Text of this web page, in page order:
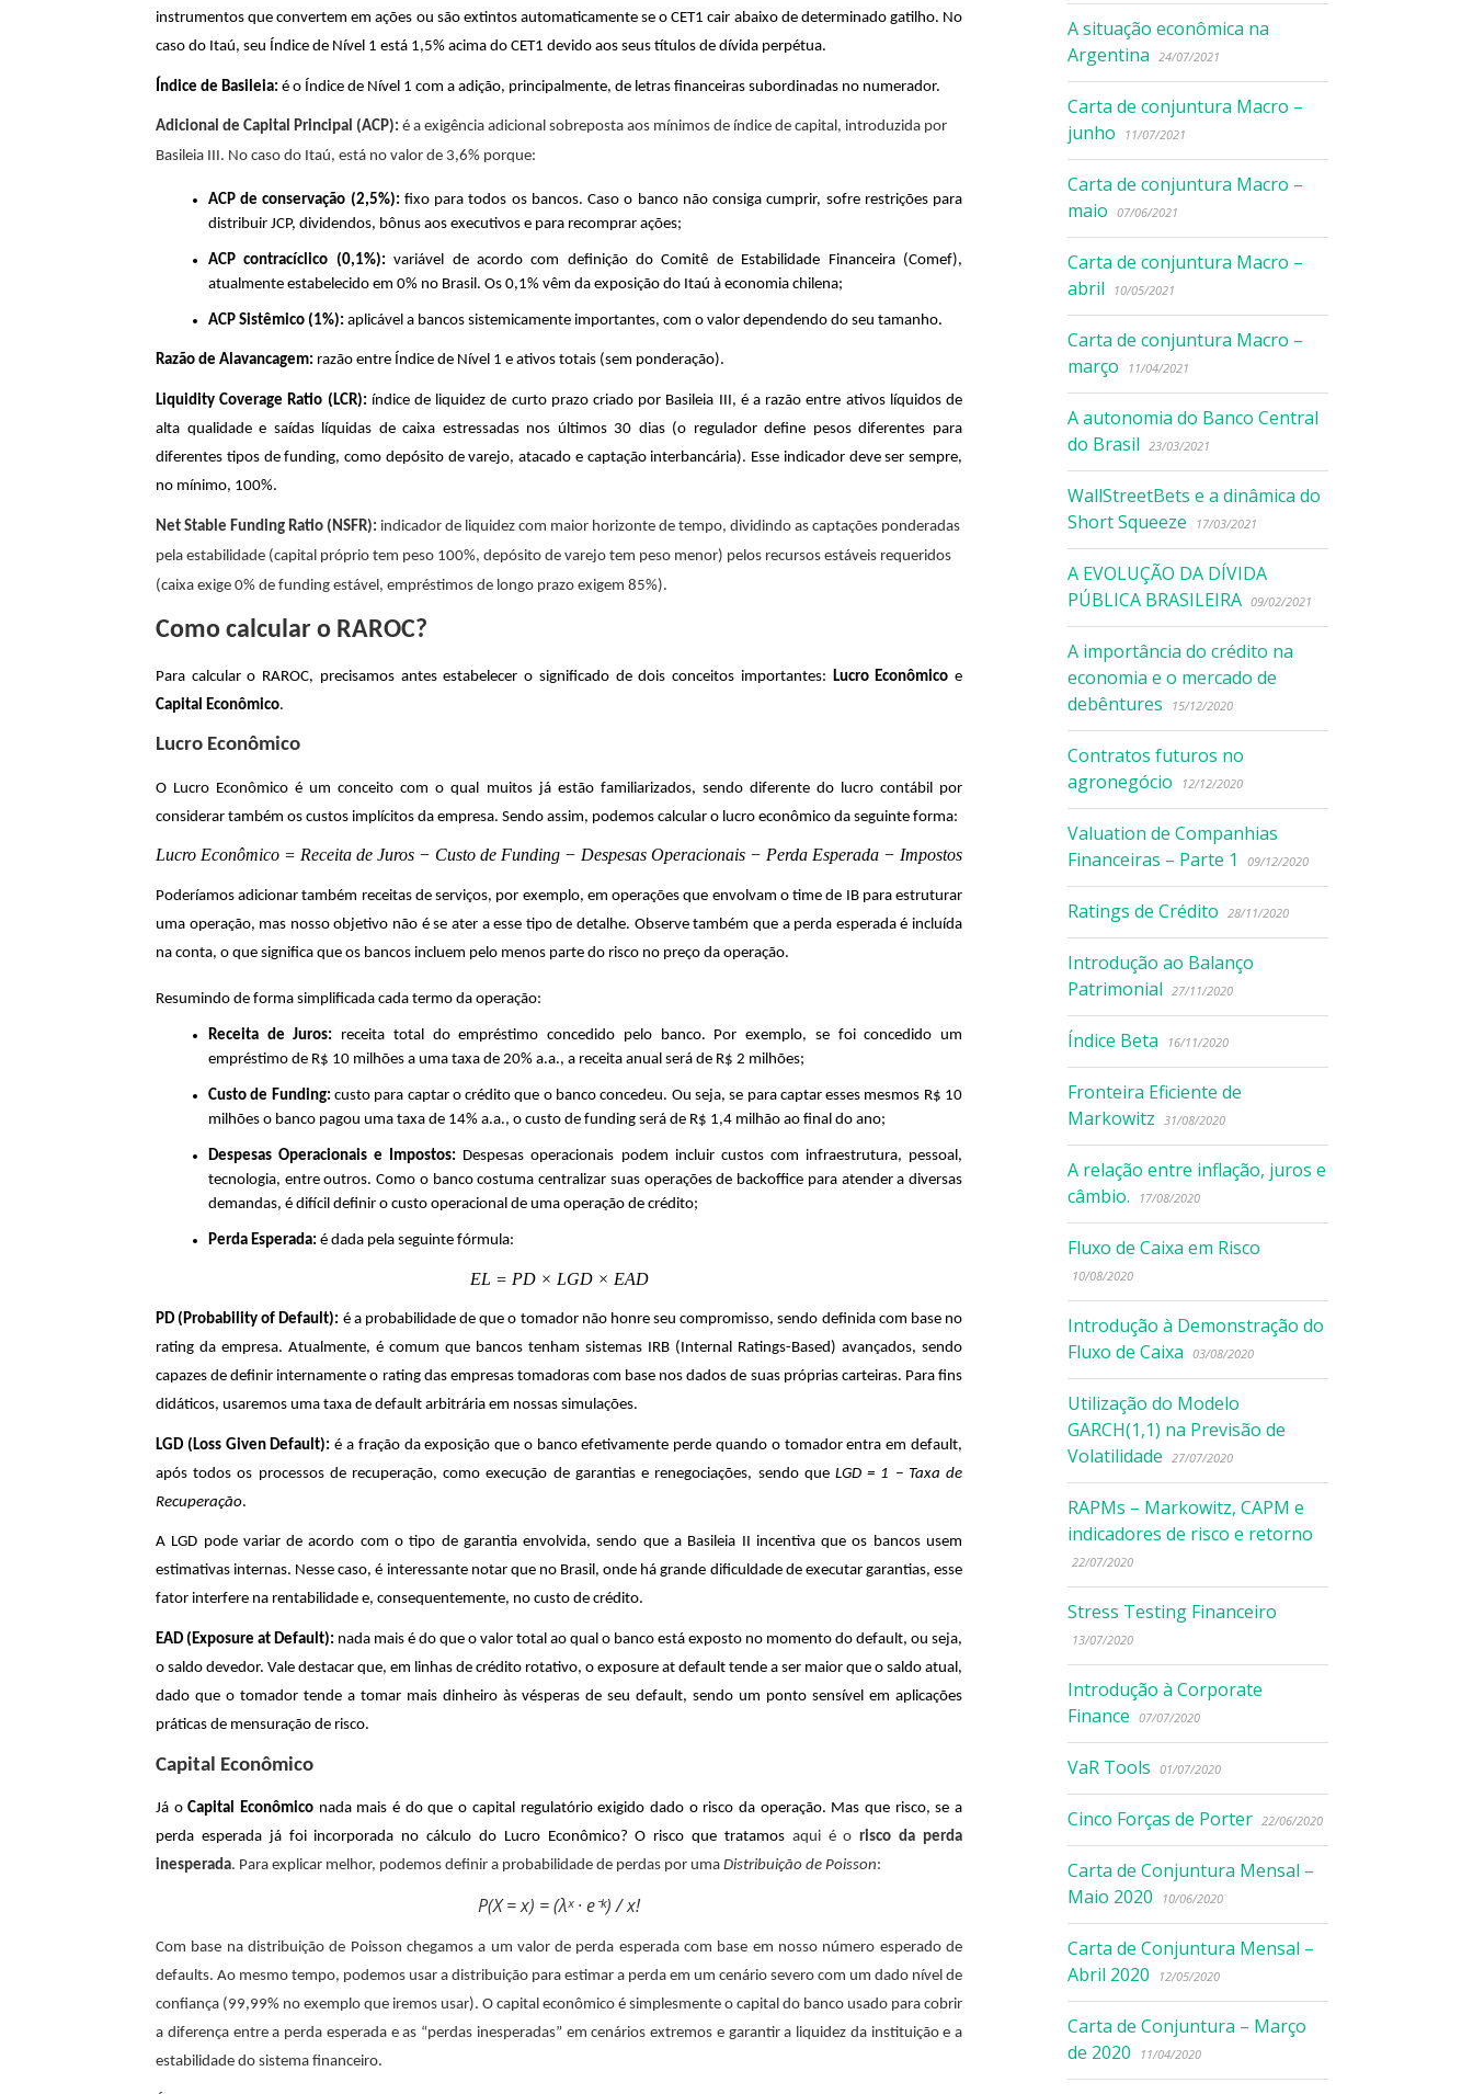
instrumentos que convertem em ações ou são extintos automaticamente se o CET1 cair abaixo de determinado gatilho. No
caso do Itaú, seu Índice de Nível 1 está 1,5% acima do CET1 devido aos seus títulos de dívida perpétua.
Índice de Basileia: é o Índice de Nível 1 com a adição, principalmente, de letras financeiras subordinadas no numerador.
Adicional de Capital Principal (ACP): é a exigência adicional sobreposta aos mínimos de índice de capital, introduzida por
Basileia III. No caso do Itaú, está no valor de 3,6% porque:
ACP de conservação (2,5%): fixo para todos os bancos. Caso o banco não consiga cumprir, sofre restrições para
distribuir JCP, dividendos, bônus aos executivos e para recomprar ações;
ACP contracíclico (0,1%):variável de acordo com definição do Comitê de Estabilidade Financeira (Comef),
atualmente estabelecido em 0% no Brasil. Os 0,1% vêm da exposição do Itaú à economia chilena;
ACP Sistêmico (1%): aplicável a bancos sistemicamente importantes, com o valor dependendo do seu tamanho.
Razão de Alavancagem: razão entre Índice de Nível 1 e ativos totais (sem ponderação).
Liquidity Coverage Ratio (LCR): índice de liquidez de curto prazo criado por Basileia III, é a razão entre ativos líquidos de
alta qualidade e saídas líquidas de caixa estressadas nos últimos 30 dias (o regulador define pesos diferentes para
diferentes tipos de funding, como depósito de varejo, atacado e captação interbancária). Esse indicador deve ser sempre,
no mínimo, 100%.
Net Stable Funding Ratio (NSFR): indicador de liquidez com maior horizonte de tempo, dividindo as captações ponderadas
pela estabilidade (capital próprio tem peso 100%, depósito de varejo tem peso menor) pelos recursos estáveis requeridos
(caixa exige 0% de funding estável, empréstimos de longo prazo exigem 85%).
Como calcular o RAROC?
Para calcular o RAROC, precisamos antes estabelecer o significado de dois conceitos importantes: Lucro Econômico e
Capital Econômico.
Lucro Econômico
O Lucro Econômico é um conceito com o qual muitos já estão familiarizados, sendo diferente do lucro contábil por
considerar também os custos implícitos da empresa. Sendo assim, podemos calcular o lucro econômico da seguinte forma:
Lucro Econômico = Receita de Juros − Custo de Funding − Despesas Operacionais − Perda Esperada − Impostos
Poderíamos adicionar também receitas de serviços, por exemplo, em operações que envolvam o time de IB para estruturar
uma operação, mas nosso objetivo não é se ater a esse tipo de detalhe. Observe também que a perda esperada é incluída
na conta, o que significa que os bancos incluem pelo menos parte do risco no preço da operação.
Resumindo de forma simplificada cada termo da operação:
Receita de Juros: receita total do empréstimo concedido pelo banco. Por exemplo, se foi concedido um
empréstimo de R$ 10 milhões a uma taxa de 20% a.a., a receita anual será de R$ 2 milhões;
Custo de Funding: custo para captar o crédito que o banco concedeu. Ou seja, se para captar esses mesmos R$ 10
milhões o banco pagou uma taxa de 14% a.a., o custo de funding será de R$ 1,4 milhão ao final do ano;
Despesas Operacionais e Impostos: Despesas operacionais podem incluir custos com infraestrutura, pessoal,
tecnologia, entre outros. Como o banco costuma centralizar suas operações de backoffice para atender a diversas
demandas, é difícil definir o custo operacional de uma operação de crédito;
Perda Esperada: é dada pela seguinte fórmula:
EL = PD × LGD × EAD
PD (Probability of Default): é a probabilidade de que o tomador não honre seu compromisso, sendo definida com base no
rating da empresa. Atualmente, é comum que bancos tenham sistemas IRB (Internal Ratings-Based) avançados, sendo
capazes de definir internamente o rating das empresas tomadoras com base nos dados de suas próprias carteiras. Para fins
didáticos, usaremos uma taxa de default arbitrária em nossas simulações.
LGD (Loss Given Default):é a fração da exposição que o banco efetivamente perde quando o tomador entra em default,
após todos os processos de recuperação, como execução de garantias e renegociações, sendo que LGD = 1 − Taxa de
Recuperação.
A LGD pode variar de acordo com o tipo de garantia envolvida, sendo que a Basileia II incentiva que os bancos usem
estimativas internas. Nesse caso, é interessante notar que no Brasil, onde há grande dificuldade de executar garantias, esse
fator interfere na rentabilidade e, consequentemente, no custo de crédito.
EAD (Exposure at Default): nada mais é do que o valor total ao qual o banco está exposto no momento do default, ou seja,
o saldo devedor. Vale destacar que, em linhas de crédito rotativo, o exposure at default tende a ser maior que o saldo atual,
dado que o tomador tende a tomar mais dinheiro às vésperas de seu default, sendo um ponto sensível em aplicações
práticas de mensuração de risco.
Capital Econômico
Já oCapital Econômico nada mais é do que o capital regulatório exigido dado o risco da operação. Mas que risco, se a
perda esperada já foi incorporada no cálculo do Lucro Econômico? O risco que tratamos aqui é orisco da perda
inesperada. Para explicar melhor, podemos definir a probabilidade de perdas por uma Distribuição de Poisson:
P(X = x) = (λˣ · e⁻ᵏ) / x!
Com base na distribuição de Poisson chegamos a um valor de perda esperada com base em nosso número esperado de
defaults. Ao mesmo tempo, podemos usar a distribuição para estimar a perda em um cenário severo com um dado nível de
confiança (99,99% no exemplo que iremos usar). O capital econômico é simplesmente o capital do banco usado para cobrir
a diferença entre a perda esperada e as “perdas inesperadas” em cenários extremos e garantir a liquidez da instituição e a
estabilidade do sistema financeiro.
A situação econômica na
Argentina
24/07/2021
Carta de conjuntura Macro –
junho
11/07/2021
Carta de conjuntura Macro –
maio
07/06/2021
Carta de conjuntura Macro –
abril
10/05/2021
Carta de conjuntura Macro –
março
11/04/2021
A autonomia do Banco Central
do Brasil
23/03/2021
WallStreetBets e a dinâmica do
Short Squeeze
17/03/2021
A EVOLUÇÃO DA DÍVIDA
PÚBLICA BRASILEIRA 09/02/2021
A importância do crédito na
economia e o mercado de
debêntures
15/12/2020
Contratos futuros no
agronegócio
12/12/2020
Valuation de Companhias
Financeiras – Parte 1
09/12/2020
Ratings de Crédito 28/11/2020
Introdução ao Balanço
Patrimonial
27/11/2020
Índice Beta 16/11/2020
Fronteira Eficiente de
Markowitz
31/08/2020
A relação entre inflação, juros e
câmbio.
17/08/2020
Fluxo de Caixa em Risco
10/08/2020
Introdução à Demonstração do
Fluxo de Caixa
03/08/2020
Utilização do Modelo
GARCH(1,1) na Previsão de
Volatilidade
27/07/2020
RAPMs – Markowitz, CAPM e
indicadores de risco e retorno
22/07/2020
Stress Testing Financeiro
13/07/2020
Introdução à Corporate
Finance
07/07/2020
VaR Tools 01/07/2020
Cinco Forças de Porter 22/06/2020
Carta de Conjuntura Mensal –
Maio 2020
10/06/2020
Carta de Conjuntura Mensal –
Abril 2020
12/05/2020
Carta de Conjuntura – Março
de 2020
11/04/2020